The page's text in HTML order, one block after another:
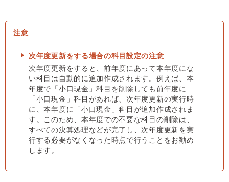
次年度更新をする場合の科目設定の注意
次年度更新をすると、前年度にあって本年度にな
い科目は自動的に追加作成されます。例えば、本
年度で「小口現金」科目を削除しても前年度に
「小口現金」科目があれば、次年度更新の実行時
に、本年度に「小口現金」科目が追加作成されま
す。このため、本年度での不要な科目の削除は、
すべての決算処理などが完了し、次年度更新を実
行する必要がなくなった時点で行うことをお勧め
します。